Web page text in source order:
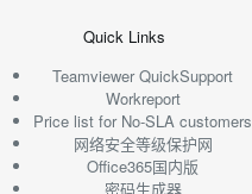
Quick Links
Teamviewer QuickSupport
Workreport
Price list for No-SLA customers
网络安全等级保护网
Office365国内版
密码生成器